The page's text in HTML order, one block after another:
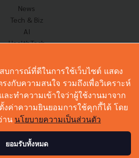
News
Tech & Biz
AI
HealthTech
Corp Innov
Saucy Thoughts
Sustainable
Videos
Podcast
บการณ์ที่ดีในการใช้เว็บไซต์ แสดง
งกับความสนใจ รวมถึงเพื่อวิเคราะห์
ละทำความเข้าใจว่าผู้ใช้งานมาจาก
ค่าความยินยอมการใช้คุกกี้ได้ โดย
าน นโยบายความเป็นส่วนตัว
ยอมรับทั้งหมด